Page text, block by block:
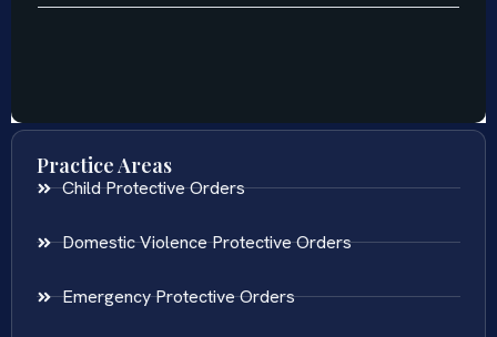
Practice Areas
Child Protective Orders
Domestic Violence Protective Orders
Emergency Protective Orders